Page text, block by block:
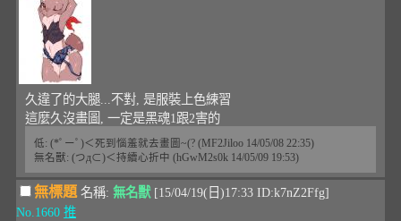
久違了的大腿...不對, 是服裝上色練習
這麼久沒畫圖, 一定是黑魂1跟2害的
低: (*ﾟーﾟ)＜死到惱羞就去畫圖~(? (MF2Jiloo 14/05/08 22:35)
無名獸: (つд⊂)＜持續心折中 (hGwM2s0k 14/05/09 19:53)
無標題 名稱: 無名獸[15/04/19(日)17:33 ID:k7nZ2Ffg]
No.1660 推